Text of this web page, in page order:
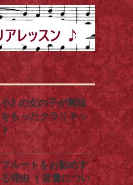
小2 の女の子が興味
をもったクラリネッ
ト
フルートをお勧めす
る理由（ 音量につい